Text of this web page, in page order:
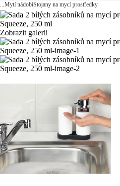
...Mytí nádobíStojany na mycí prostředky
Zobrazit galerii